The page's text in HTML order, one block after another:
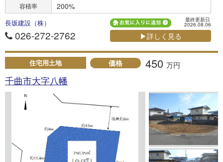
容積率 200%
長坂建設（株）
026-272-2762
最終更新日
2026.08.06
▶詳しく見る
住宅用土地 価格 450 万円
千曲市大字八幡